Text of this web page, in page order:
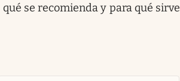
qué se recomienda y para qué sirve